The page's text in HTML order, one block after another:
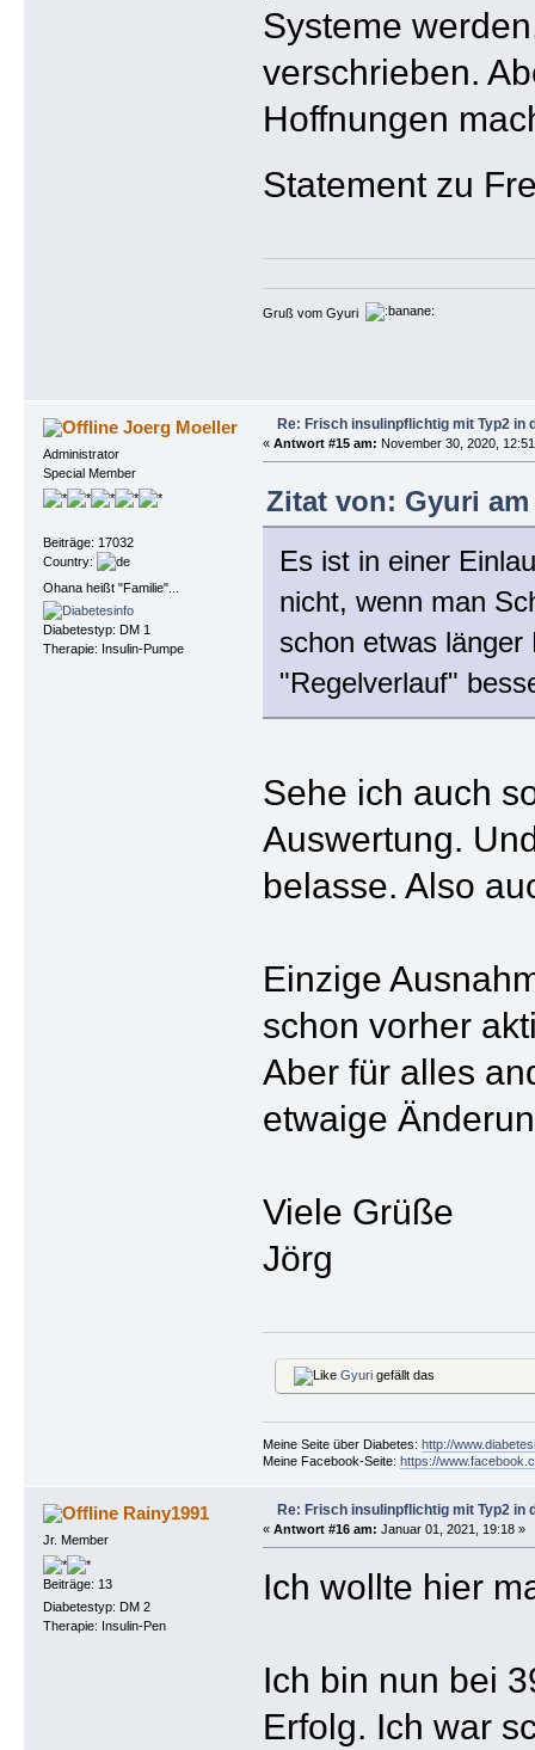
Systeme
verschrieben.
Hoffnungen
Statement zu
Gruß vom Gyuri
Joerg Moeller
Administrator
Special Member
Beiträge: 17032
Country:
Ohana heißt "Familie"...
Diabetestyp: DM 1
Therapie: Insulin-Pumpe
Re: Frisch insulinpflichtig mit Typ2 in
« Antwort #15 am: November 30, 2020,
Zitat von: Gyuri am
Es ist in einer
nicht, wenn man
schon etwas
"Regelverlauf"
Sehe ich auch
Auswertung.
belasse. Also
Einzige
schon vorher
Aber für alles
etwaige
Viele Grüße
Jörg
Gyurigefällt das
Meine Seite über Diabetes: http://
Meine Facebook-Seite: https://
Rainy1991
Jr. Member
Beiträge: 13
Diabetestyp: DM 2
Therapie: Insulin-Pen
Re: Frisch insulinpflichtig mit Typ2 in
« Antwort #16 am: Januar 01, 2021, 19:18 »
Ich wollte hier
Ich bin nun bei
Erfolg. Ich war